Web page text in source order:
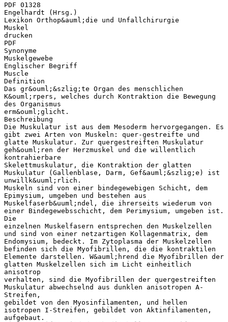
PDF 01328
Engelhardt (Hrsg.)
Lexikon Orthop&auml;die und Unfallchirurgie
Muskel
drucken
PDF
Synonyme
Muskelgewebe
Englischer Begriff
Muscle
Definition
Das gr&ouml;&szlig;te Organ des menschlichen
K&ouml;rpers, welches durch Kontraktion die Bewegung
des Organismus
erm&ouml;glicht.
Beschreibung
Die Muskulatur ist aus dem Mesoderm hervorgegangen. Es
gibt zwei Arten von Muskeln: quer-gestreifte und
glatte Muskulatur. Zur quergestreiften Muskulatur
geh&ouml;ren der Herzmuskel und die willentlich
kontrahierbare
Skelettmuskulatur, die Kontraktion der glatten
Muskulatur (Gallenblase, Darm, Gef&auml;&szlig;e) ist
unwillk&uuml;rlich.
Muskeln sind von einer bindegewebigen Schicht, dem
Epimysium, umgeben und bestehen aus
Muskelfaserb&uuml;ndel, die ihrerseits wiederum von
einer Bindegewebsschicht, dem Perimysium, umgeben ist.
Die
einzelnen Muskelfasern entsprechen den Muskelzellen
und sind von einer netzartigen Kollagenmatrix, dem
Endomysium, bedeckt. Im Zytoplasma der Muskelzellen
befinden sich die Myofibrillen, die die kontraktilen
Elemente darstellen. W&auml;hrend die Myofibrillen der
glatten Muskelzellen sich im Licht einheitlich
anisotrop
verhalten, sind die Myofibrillen der quergestreiften
Muskulatur abwechselnd aus dunklen anisotropen A-
Streifen,
gebildet von den Myosinfilamenten, und hellen
isotropen I-Streifen, gebildet von Aktinfilamenten,
aufgebaut.